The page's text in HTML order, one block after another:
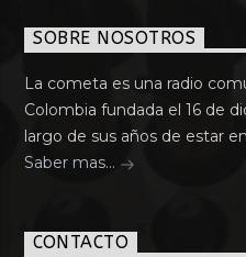
SOBRE NOSOTROS
La cometa es una radio
Colombia fundada el 16 de
largo de sus años de estar
Saber mas...
CONTACTO